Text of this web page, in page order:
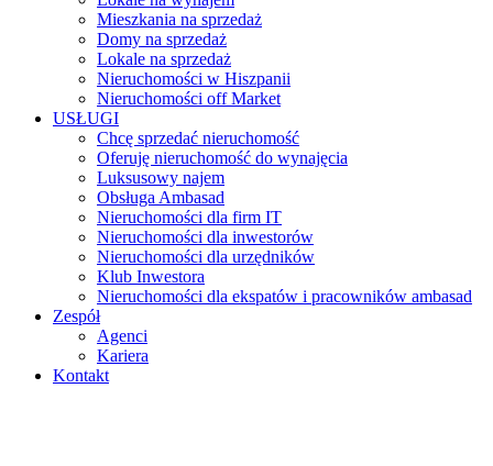
Mieszkania na sprzedaż
Domy na sprzedaż
Lokale na sprzedaż
Nieruchomości w Hiszpanii
Nieruchomości off Market
USŁUGI
Chcę sprzedać nieruchomość
Oferuję nieruchomość do wynajęcia
Luksusowy najem
Obsługa Ambasad
Nieruchomości dla firm IT
Nieruchomości dla inwestorów
Nieruchomości dla urzędników
Klub Inwestora
Nieruchomości dla ekspatów i pracowników ambasad
Zespół
Agenci
Kariera
Kontakt